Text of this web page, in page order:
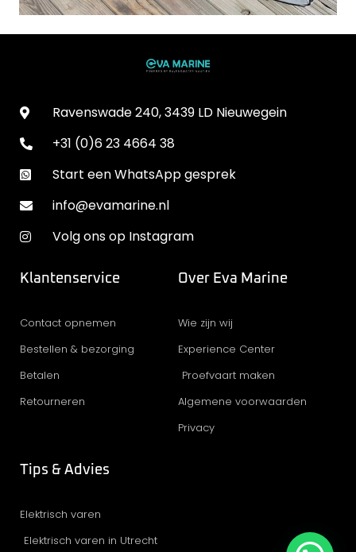
Ravenswade 240, 3439 LD Nieuwegein
+31 (0)6 23 4664 38
Start een WhatsApp gesprek
info@evamarine.nl
Volg ons op Instagram
Klantenservice
Contact opnemen
Bestellen & bezorging
Betalen
Retourneren
Over Eva Marine
Wie zijn wij
Experience Center
Proefvaart maken
Algemene voorwaarden
Privacy
Tips & Advies
Elektrisch varen
Elektrisch varen in Utrecht